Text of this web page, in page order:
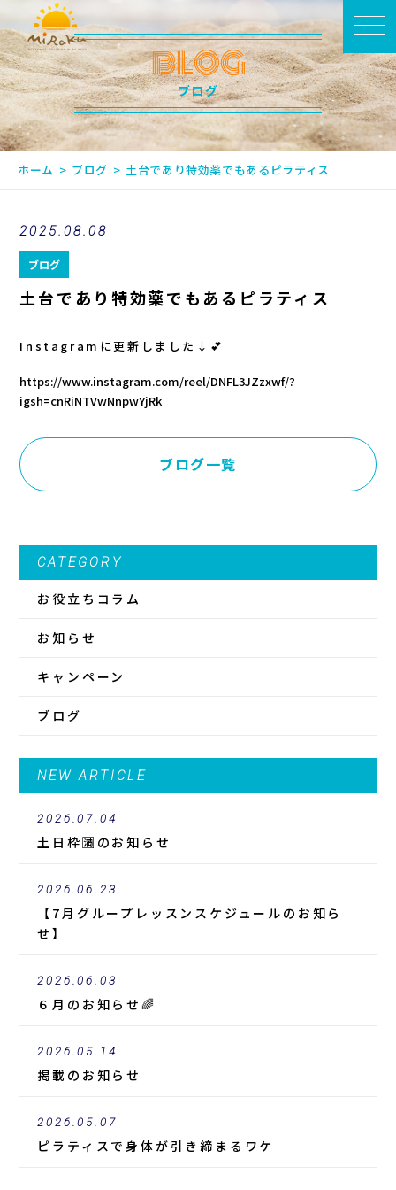
BLOG
ブログ
ホーム ブログ 土台であり特効薬でもあるピラティス
2025.08.08
ブログ
土台であり特効薬でもあるピラティス
Instagramに更新しました↓💕
https://www.instagram.com/reel/DNFL3JZzxwf/?
igsh=cnRiNTVwNnpwYjRk
ブログ一覧
CATEGORY
お役立ちコラム
お知らせ
キャンペーン
ブログ
NEW ARTICLE
2026.07.04
土日枠🈵のお知らせ
2026.06.23
【7月グループレッスンスケジュールのお知ら
せ】
2026.06.03
６月のお知らせ🌈
2026.05.14
掲載 のお知らせ
2026.05.07
ピラティスで身体が引き締まるワケ